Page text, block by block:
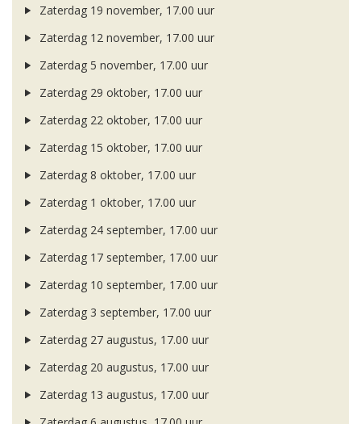
Zaterdag 19 november, 17.00 uur
Zaterdag 12 november, 17.00 uur
Zaterdag 5 november, 17.00 uur
Zaterdag 29 oktober, 17.00 uur
Zaterdag 22 oktober, 17.00 uur
Zaterdag 15 oktober, 17.00 uur
Zaterdag 8 oktober, 17.00 uur
Zaterdag 1 oktober, 17.00 uur
Zaterdag 24 september, 17.00 uur
Zaterdag 17 september, 17.00 uur
Zaterdag 10 september, 17.00 uur
Zaterdag 3 september, 17.00 uur
Zaterdag 27 augustus, 17.00 uur
Zaterdag 20 augustus, 17.00 uur
Zaterdag 13 augustus, 17.00 uur